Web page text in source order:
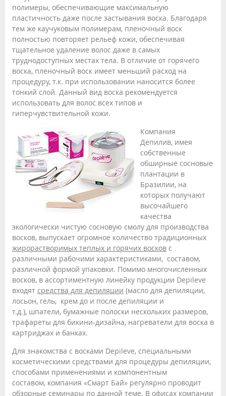
полимеры, обеспечивающие максимальную
пластичность даже после застывания воска. Благодаря
тем же каучуковым полимерам, пленочный воск
полностью повторяет рельеф кожи, обеспечивая
тщательное удаление волос даже в самых
труднодоступных местах тела. В отличие от горячего
воска, пленочный воск имеет меньший расход на
процедуру, т.к. при использовании наносится более
тонкий слой. Данный вид воска рекомендуется
использовать для волос всех типов и
гиперчувствительной кожи.
Компания
Депилив, имея
собственные
обширные сосновые
плантации в
Бразилии, на
которых получают
высочайшего
качества
экологически чистую сосновую смолу для производства
восков, выпускает огромное количество традиционных
жирорастворимых теплых и горячих восков с
различными рабочими характеристиками, составом,
различной формой упаковки. Помимо многочисленных
восков, в ассортиментную линейку продукции Depileve
входят средства для депиляции (масло для депиляции,
лосьон, гель, крем до и после депиляции и
т.д.), шпатели, бумажные полоски нескольких размеров,
трафареты для бикини-дизайна, нагреватели для воска в
картриджах и банках.
Для знакомства с восками Depileve, специальными
косметическими средствами для процедуры депиляции,
способами применениями и компонентным
составом, компания «Смарт Бай» регулярно проводит
обзорные семинары по данной теме. В офисах компании